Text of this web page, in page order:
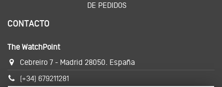
DE PEDIDOS
CONTACTO
The WatchPoint
Cebreiro 7 - Madrid 28050. España
(+34) 679211281